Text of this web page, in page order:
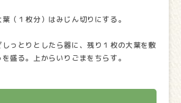
（１枚分）はみじん切りにする。
っとりとしたら器に、残り１枚の大葉を敷
盛る。上からいりごまをちらす。